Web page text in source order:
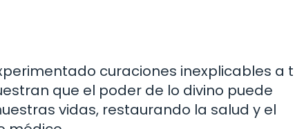
curaciones inexplicables a
que el poder de lo divino puede
vidas, restaurando la salud y el